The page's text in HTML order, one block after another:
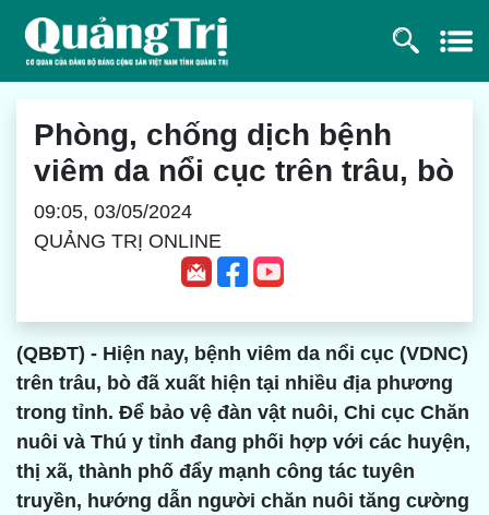
Phòng, chống dịch bệnh
viêm da nổi cục trên trâu, bò
09:05, 03/05/2024
QUẢNG TRỊ ONLINE
(QBĐT) - Hiện nay, bệnh viêm da nổi cục (VDNC)
trên trâu, bò đã xuất hiện tại nhiều địa phương
trong tỉnh. Để bảo vệ đàn vật nuôi, Chi cục Chăn
nuôi và Thú y tỉnh đang phối hợp với các huyện,
thị xã, thành phố đẩy mạnh công tác tuyên
truyền, hướng dẫn người chăn nuôi tăng cường